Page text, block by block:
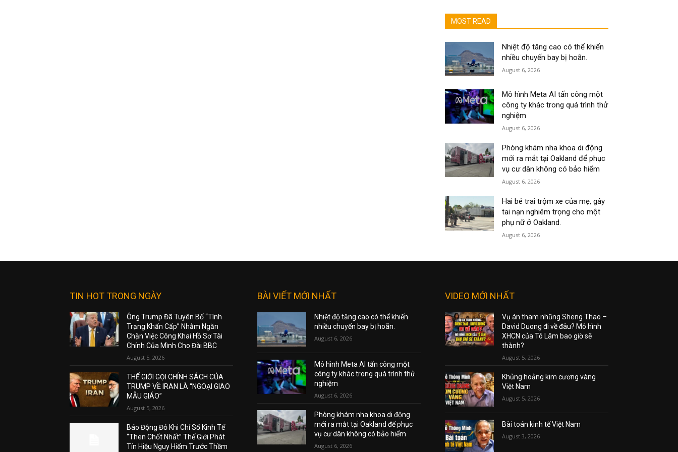
MOST READ
Nhiệt độ tăng cao có thể khiến
nhiều chuyến bay bị hoãn.
August 6, 2026
Mô hình Meta AI tấn công một
công ty khác trong quá trình thử
nghiệm
August 6, 2026
Phòng khám nha khoa di động
mới ra mắt tại Oakland để phục
vụ cư dân không có bảo hiểm
August 6, 2026
Hai bé trai trộm xe của mẹ, gây
tai nạn nghiêm trọng cho một
phụ nữ ở Oakland.
August 6, 2026
TIN HOT TRONG NGÀY
Ông Trump Đã Tuyên Bố “Tình
Trạng Khẩn Cấp” Nhằm Ngăn
Chặn Việc Công Khai Hồ Sơ Tài
Chính Của Mình Cho Đài BBC
August 5, 2026
THẾ GIỚI GỌI CHÍNH SÁCH CỦA
TRUMP VỀ IRAN LÀ “NGOẠI GIAO
MẪU GIÁO”
August 5, 2026
Báo Động Đỏ Khi Chỉ Số Kinh Tế
“Then Chốt Nhất” Thế Giới Phát
Tín Hiệu Nguy Hiểm Trước Thềm
BÀI VIẾT MỚI NHẤT
Nhiệt độ tăng cao có thể khiến
nhiều chuyến bay bị hoãn.
August 6, 2026
Mô hình Meta AI tấn công một
công ty khác trong quá trình thử
nghiệm
August 6, 2026
Phòng khám nha khoa di động
mới ra mắt tại Oakland để phục
vụ cư dân không có bảo hiểm
August 6, 2026
VIDEO MỚI NHẤT
Vụ án tham nhũng Sheng Thao –
David Duong đi về đâu? Mô hình
XHCN của Tô Lâm bao giờ sẽ
thành?
August 5, 2026
Khủng hoảng kim cương vàng
Việt Nam
August 5, 2026
Bài toán kinh tế Việt Nam
August 3, 2026